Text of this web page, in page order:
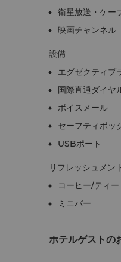
衛星放送・ケー
映画チャンネル
設備
エグゼクティブ
国際直通ダイヤ
ボイスメール
セーフティボッ
USBポート
リフレッシュメン
コーヒー/ティ
ミニバー
ホテルゲストの